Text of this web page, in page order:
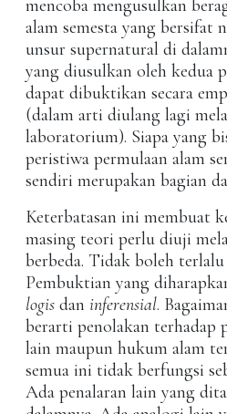
mencoba mengusulkan
alam semesta yang
unsur supernatural di
yang diusulkan oleh kedua
dapat dibuktikan secara
(dalam arti diulang lagi
laboratorium). Siapa yang
peristiwa permulaan alam
sendiri merupakan bagian
Keterbatasan ini membuat
masing teori perlu diuji
berbeda. Tidak boleh
Pembuktian yang
logis dan inferensial.
berarti penolakan terhadap
lain maupun hukum alam
semua ini tidak berfungsi
Ada penalaran lain yang